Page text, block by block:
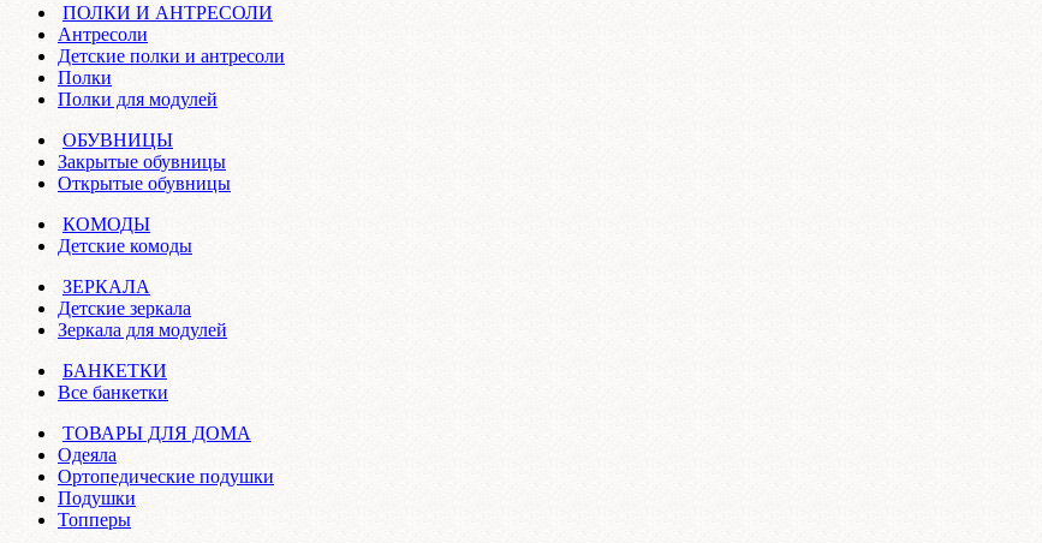
ПОЛКИ И АНТРЕСОЛИ
Антресоли
Детские полки и антресоли
Полки
Полки для модулей
ОБУВНИЦЫ
Закрытые обувницы
Открытые обувницы
КОМОДЫ
Детские комоды
ЗЕРКАЛА
Детские зеркала
Зеркала для модулей
БАНКЕТКИ
Все банкетки
ТОВАРЫ ДЛЯ ДОМА
Одеяла
Ортопедические подушки
Подушки
Топперы